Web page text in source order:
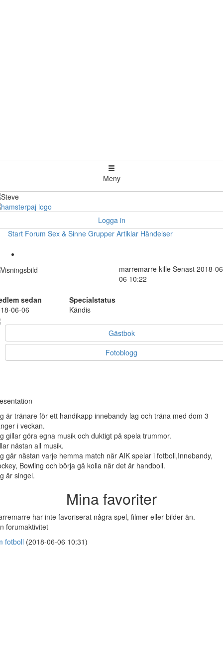
Meny
Logga in
Start Forum Sex & Sinne Grupper Artiklar Händelser
marremarre kille Senast 2018-
06 10:22
sedan
Specialstatus
06-06
Kändis
Gästbok
Fotoblogg
är tränare för ett handikapp innebandy lag och träna med dom 3
i veckan.
gillar göra egna musik och duktigt på spela trummor.
nästan all musik.
går nästan varje hemma match när AIK spelar i fotboll,Innebandy,
Bowling och börja gå kolla när det är handboll.
är singel.
Mina favoriter
har inte favoriserat några spel, filmer eller bilder än.
forumaktivitet
fotboll (2018-06-06 10:31)